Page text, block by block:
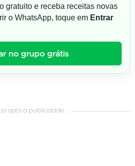
gratuito e receba receitas novas
o WhatsApp, toque em Entrar
no grupo grátis
após a publicidade....